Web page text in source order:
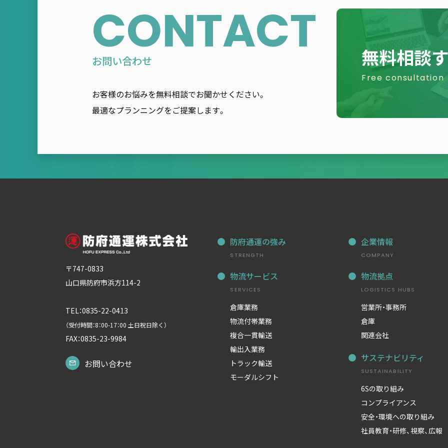
ン
CONTACT
お問い合わせ
お客様のお悩みを無料相談でお聞かせください。
最適なプランニングをご提案します。
無料相談
Free consultation
〒747-0833
山口県防府市浜方114-2
TEL：0835-22-0413
（受付時間：8：00-17：00 土日祝日除く）
FAX：0835-23-9984
お問い合わせ
防府通運の強み
STRENGTH
物流サービス
SERVICES
倉庫業務
物流付帯業務
複合一貫輸送
輸出入業務
トラック輸送
モーダルシフト
企業情報
COMPANY
物流拠点
LOGISTICS HUBS
営業所・事務所
倉庫
関連会社
サステナビリティ
SUSTAINABILITY
6Sの取り組み
コンプライアンス
安全・環境への取り組み
社員教育・研修、視察、広報